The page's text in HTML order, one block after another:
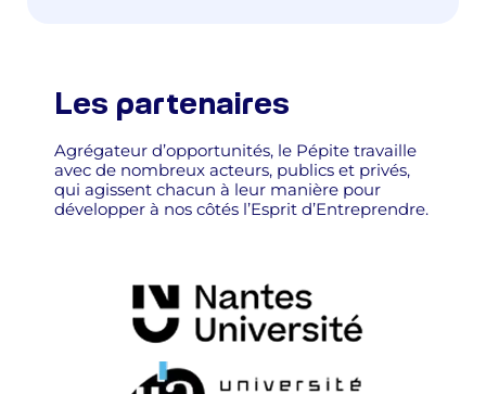
Les partenaires
Agrégateur d’opportunités, le Pépite travaille
avec de nombreux acteurs, publics et privés,
qui agissent chacun à leur manière pour
développer à nos côtés l’Esprit d’Entreprendre.